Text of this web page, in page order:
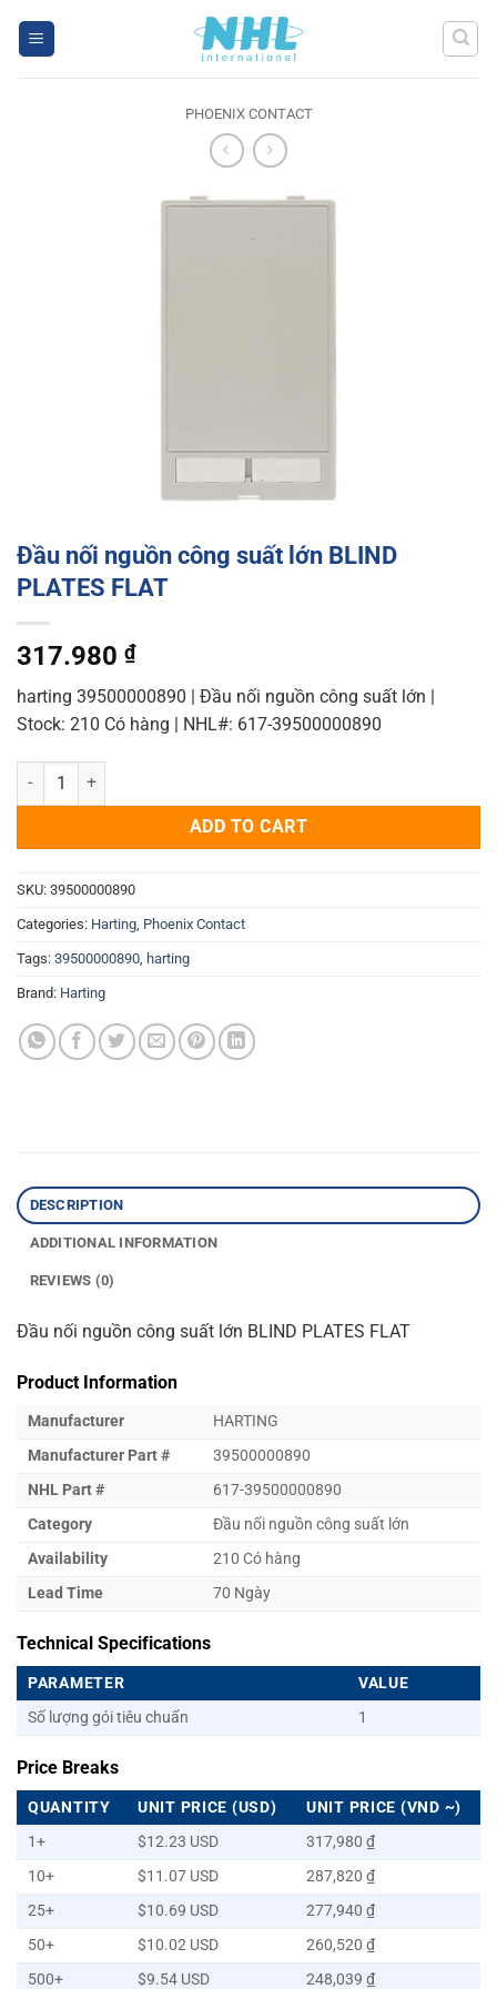
PHOENIX CONTACT
Đầu nối nguồn công suất lớn BLIND
PLATES FLAT
317.980 ₫
harting 39500000890 | Đầu nối nguồn công suất lớn |
Stock: 210 Có hàng | NHL#: 617-39500000890
Đầu nối nguồn công suất lớn BLIND PLATES FLAT quantity
ADD TO CART
SKU: 39500000890
Categories: Harting Phoenix Contact
Tags: 39500000890 harting
Brand: Harting
DESCRIPTION
ADDITIONAL INFORMATION
REVIEWS (0)
Đầu nối nguồn công suất lớn BLIND PLATES FLAT
Product Information
Manufacturer
HARTING
Manufacturer Part #
39500000890
NHL Part #
617-39500000890
Category
Đầu nối nguồn công suất lớn
Availability
210 Có hàng
Lead Time
70 Ngày
Technical Specifications
PARAMETER
VALUE
Số lượng gói tiêu chuẩn
1
Price Breaks
QUANTITY UNIT PRICE (USD)
UNIT PRICE (VND ~)
1+
$12.23 USD
317,980 ₫
10+
$11.07 USD
287,820 ₫
25+
$10.69 USD
277,940 ₫
50+
$10.02 USD
260,520 ₫
500+
$9.54 USD 248,039 ₫